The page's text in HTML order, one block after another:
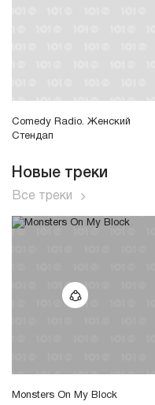
Comedy Radio. Женский
Стендап
Новые треки
Все треки
Monsters On My Block